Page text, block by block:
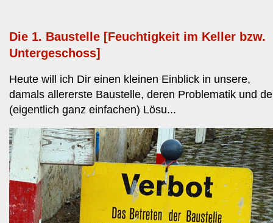
Die 1. Baustelle [Feuchtigkeit im Keller bzw.
Untergeschoss]
Heute will ich Dir einen kleinen Einblick in unsere,
damals allererste Baustelle, deren Problematik und
(eigentlich ganz einfachen) Lösu...